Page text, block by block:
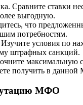
Сравните ставки
выгодную.
что
потребностям.
условия по
штрафных санкций.
максимальную
получить в
МФО